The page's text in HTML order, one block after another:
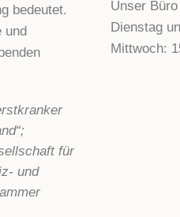
bedeutet.
und
für
und
Unser
Dienstag
Mittwoch: